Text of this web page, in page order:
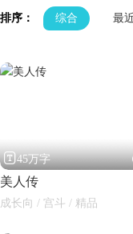
排序： 综合 最
45万字
美人传
成长向 / 宫斗 / 精品